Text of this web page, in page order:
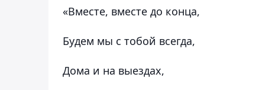
«Вместе, вместе до конца,
Будем мы с тобой всегда,
Дома и на выездах,